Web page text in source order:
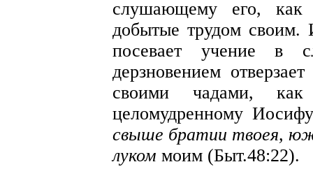
слушающему его, как
добытые трудом своим.
посевает учение в
дерзновением
своими чадами, как
целомудренному
свыше братии твоея,
луком моим (Быт.48:22).